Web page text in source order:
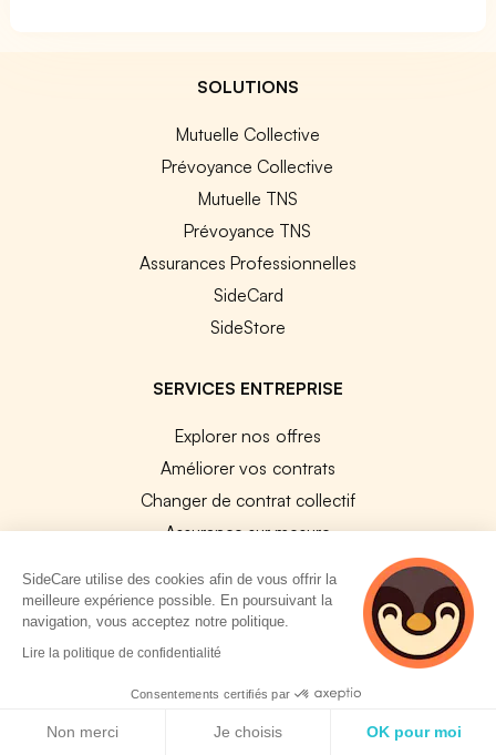
SOLUTIONS
Mutuelle Collective
Prévoyance Collective
Mutuelle TNS
Prévoyance TNS
Assurances Professionnelles
SideCard
SideStore
SERVICES ENTREPRISE
Explorer nos offres
Améliorer vos contrats
Changer de contrat collectif
Assurance sur mesure
Vérification de conformité
Résiliation de vos contrats
SideCare utilise des cookies afin de vous offrir la
meilleure expérience possible. En poursuivant la
navigation, vous acceptez notre politique.
Lire la politique de confidentialité
Consentements certifiés par
Non merci Je choisis OK pour moi